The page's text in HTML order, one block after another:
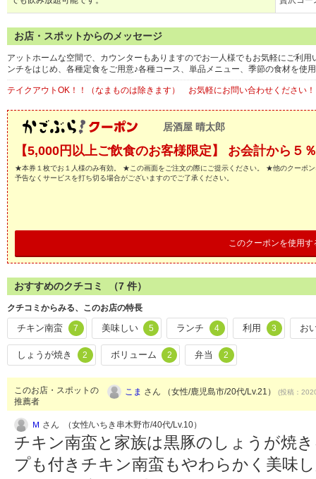
お店・スポットからのメッセージ
アットホームな空間で、カウンターもありますのでお一人様でもお気軽にご利
ンチをはじめ、各種定食をご用意♪各種コース、単品メニュー、季節の食材を使
テイクアウトOK！！（なまものは除きます） お気軽にお問い合わせください
居酒屋 晴太郎
【5,000円以上ご飲食のお客様限定】 お会計から５
★本券１枚でお１人様のみ有効。 ★この画面をご注文の際にご提示ください。 ★他のクーポ
予告なくサービスを打ち切る場合がございますのでご了承ください。
このクーポンを使用す
おすすめのクチコミ （7 件）
クチコミからみる、このお店の特長
チキン南蛮 7 美味しい 5 ランチ 4 利用 3 お
しょうが焼き 2 ボリューム 2 弁当 2
このお店・スポットの
推薦者
こま さん （女性/鹿児島市/20代/Lv.21） (投稿：
Ｍ さん （女性/いちき串木野市/40代/Lv.10）
チキン南蛮と家族は黒豚のしょうが焼
プも付きチキン南蛮もやわらかく美味